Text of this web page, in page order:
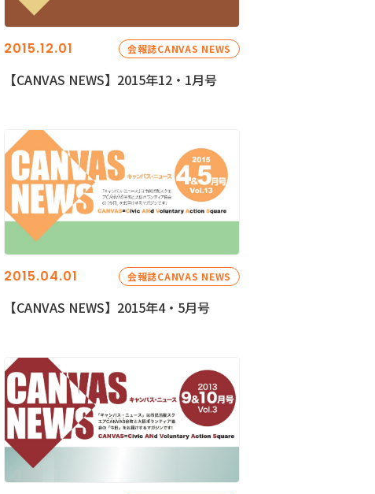
2015.12.01 会報誌CANVAS NEWS
【CANVAS NEWS】2015年12・1月号
2015.04.01 会報誌CANVAS NEWS
【CANVAS NEWS】2015年4・5月号